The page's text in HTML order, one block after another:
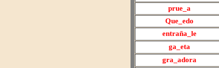
prue_a
Que_edo
entraña _le
ga _eta
gra _adora